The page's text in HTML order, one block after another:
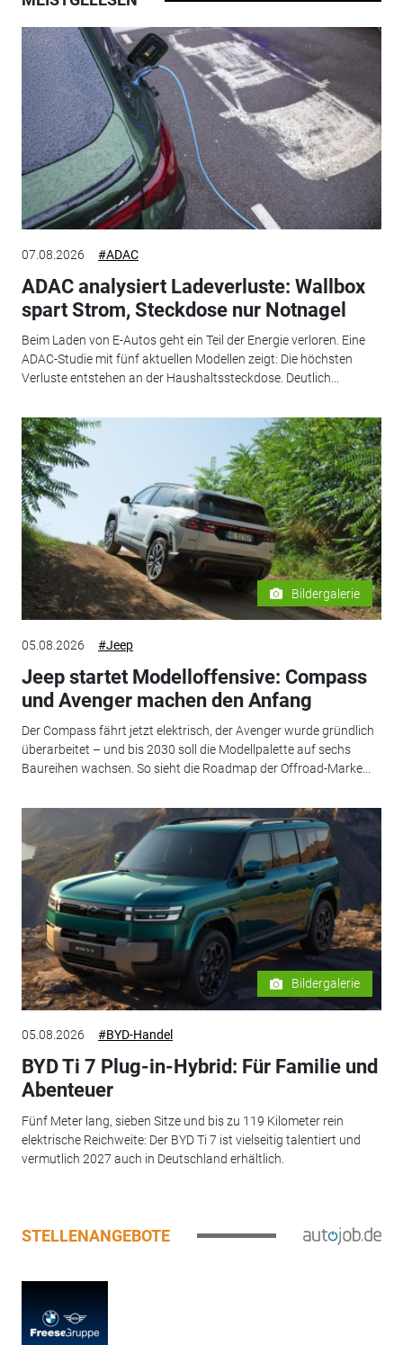
07.08.2026 #ADAC
ADAC analysiert Ladeverluste: Wallbox
spart Strom, Steckdose nur Notnagel
Beim Laden von E-Autos geht ein Teil der Energie verloren. Eine
ADAC-Studie mit fünf aktuellen Modellen zeigt: Die höchsten
Verluste entstehen an der Haushaltssteckdose. Deutlich...
Bildergalerie
05.08.2026 #Jeep
Jeep startet Modelloffensive: Compass
und Avenger machen den Anfang
Der Compass fährt jetzt elektrisch, der Avenger wurde gründlich
überarbeitet – und bis 2030 soll die Modellpalette auf sechs
Baureihen wachsen. So sieht die Roadmap der Offroad-Marke...
Bildergalerie
05.08.2026 #BYD-Handel
BYD Ti 7 Plug-in-Hybrid: Für Familie und
Abenteuer
Fünf Meter lang, sieben Sitze und bis zu 119 Kilometer rein
elektrische Reichweite: Der BYD Ti 7 ist vielseitig talentiert und
vermutlich 2027 auch in Deutschland erhältlich.
STELLENANGEBOTE